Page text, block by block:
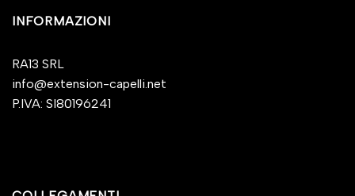
INFORMAZIONI
RA13 SRL
info@extension-capelli.net
P.IVA: SI80196241